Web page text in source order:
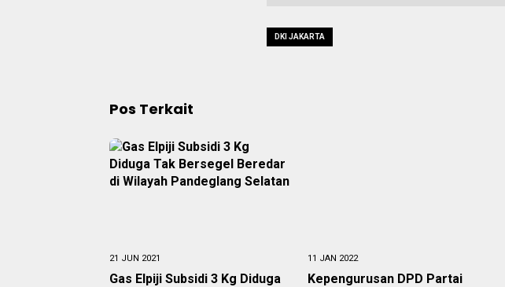
DKI JAKARTA
Pos Terkait
21 JUN 2021
Gas Elpiji Subsidi 3 Kg Diduga
11 JAN 2022
Kepengurusan DPD Partai